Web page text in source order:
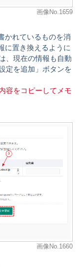
画像No.1659
れているものを消
に置き換えるように
、現在の情報も自動
定を追加」ボタンを
容をコピーしてメモ
画像No.1660